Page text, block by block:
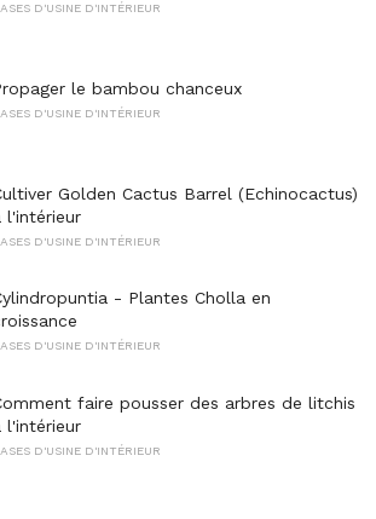
D'USINE D'INTÉRIEUR
le bambou chanceux
D'USINE D'INTÉRIEUR
Golden Cactus Barrel (Echinocactus)
l'intérieur
D'USINE D'INTÉRIEUR
- Plantes Cholla en
D'USINE D'INTÉRIEUR
faire pousser des arbres de litchis
l'intérieur
D'USINE D'INTÉRIEUR